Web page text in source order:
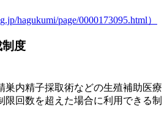
hagukumi/page/0000173095.html）
度
巣内精子採取術などの生殖補助医療
限回数を超えた場合に利用できる制